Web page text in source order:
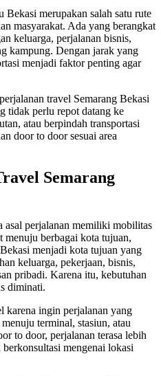
Bekasi merupakan salah satu rute
masyarakat. Ada yang berangkat
keluarga, perjalanan bisnis,
kampung. Dengan jarak yang
menjadi faktor penting agar
travel Semarang Bekasi
tidak perlu repot datang ke
atau berpindah transportasi
door to door sesuai area
Semarang
asal perjalanan memiliki mobilitas
menuju berbagai kota tujuan,
menjadi kota tujuan yang
keluarga, pekerjaan, bisnis,
pribadi. Karena itu, kebutuhan
diminati.
karena ingin perjalanan yang
terminal, stasiun, atau
to door, perjalanan terasa lebih
berkonsultasi mengenai lokasi